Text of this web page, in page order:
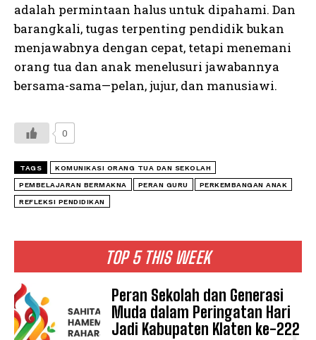
TOP 5 THIS WEEK
Peran Sekolah dan Generasi
Muda dalam Peringatan Hari
Jadi Kabupaten Klaten ke-222
adalah permintaan halus untuk dipahami. Dan
barangkali, tugas terpenting pendidik bukan
menjawabnya dengan cepat, tetapi menemani
orang tua dan anak menelusuri jawabannya
bersama-sama—pelan, jujur, dan manusiawi.
0
TAGS KOMUNIKASI ORANG TUA DAN SEKOLAH
PEMBELAJARAN BERMAKNA PERAN GURU PERKEMBANGAN ANAK
REFLEKSI PENDIDIKAN